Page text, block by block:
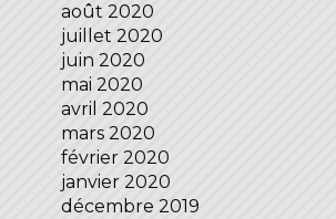
août 2020
juillet 2020
juin 2020
mai 2020
avril 2020
mars 2020
février 2020
janvier 2020
décembre 2019